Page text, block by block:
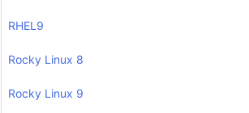
RHEL9
Rocky Linux 8
Rocky Linux 9